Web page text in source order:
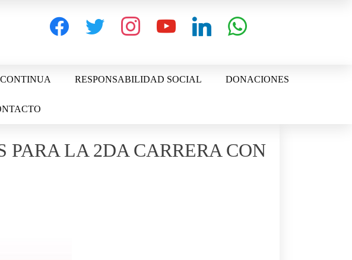
facebook twitter instagram youtube linkedin whatsapp
RESPONSABILIDAD SOCIAL DONACIONES
PARA LA 2DA CARRERA CON